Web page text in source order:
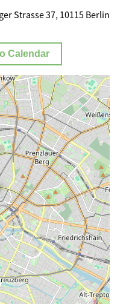
Strasse 37, 10115 Berlin
Calendar